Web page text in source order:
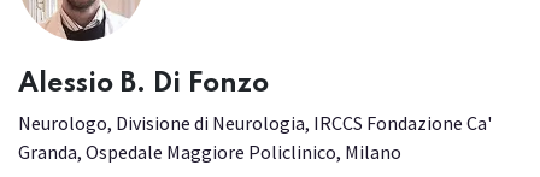
Alessio B. Di Fonzo
Neurologo, Divisione di Neurologia, IRCCS Fondazione Ca'
Granda, Ospedale Maggiore Policlinico, Milano